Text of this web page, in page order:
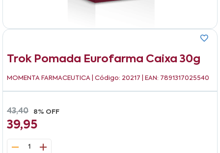
Trok Pomada Eurofarma Caixa 30g
MOMENTA FARMACEUTICA | Código: 20217 | EAN: 7891317025540
43,40 8% OFF
39,95
1